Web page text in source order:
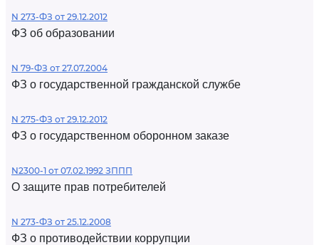
N 273-ФЗ от 29.12.2012
ФЗ об образовании
N 79-ФЗ от 27.07.2004
ФЗ о государственной гражданской службе
N 275-ФЗ от 29.12.2012
ФЗ о государственном оборонном заказе
N2300-1 от 07.02.1992 ЗППП
О защите прав потребителей
N 273-ФЗ от 25.12.2008
ФЗ о противодействии коррупции